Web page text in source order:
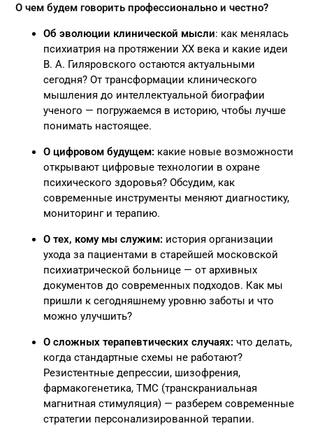
О чем будем говорить профессионально и честно?
Об эволюции клинической мысли: как менялась
психиатрия на протяжении XX века и какие идеи
В. А. Гиляровского остаются актуальными
сегодня? От трансформации клинического
мышления до интеллектуальной биографии
ученого — погружаемся в историю, чтобы лучше
понимать настоящее.
О цифровом будущем: какие новые возможности
открывают цифровые технологии в охране
психического здоровья? Обсудим, как
современные инструменты меняют диагностику,
мониторинг и терапию.
О тех, кому мы служим: история организации
ухода за пациентами в старейшей московской
психиатрической больнице — от архивных
документов до современных подходов. Как мы
пришли к сегодняшнему уровню заботы и что
можно улучшить?
О сложных терапевтических случаях:что делать,
когда стандартные схемы не работают?
Резистентные депрессии, шизофрения,
фармакогенетика, ТМС (транскраниальная
магнитная стимуляция) — разберем современные
стратегии персонализированной терапии.